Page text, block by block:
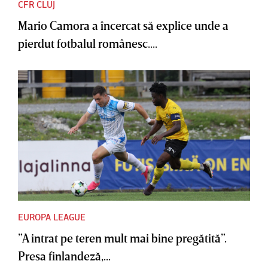
CFR CLUJ
Mario Camora a încercat să explice unde a
pierdut fotbalul românesc....
EUROPA LEAGUE
”A intrat pe teren mult mai bine pregătită”.
Presa finlandeză,...